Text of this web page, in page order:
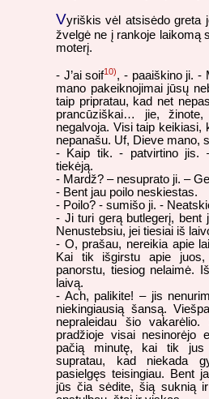
Vyriškis vėl atsisėdo greta
žvelgė ne į rankoje laikomą
moterį.
- J’ai soif10), - paaiškino ji. -
mano pakeiknojimai jūsų
taip pripratau, kad net
prancūziškai… jie,
negalvoja. Visi taip keikiasi,
nepanašu. Uf, Dieve mano,
- Kaip tik. - patvirtino jis.
tiekėją.
- Mardž? – nesuprato ji. –
- Bent jau poilo neskiestas.
- Poilo? - sumišo ji. -
- Ji turi gerą butlegerį, bent
Nenustebsiu, jei tiesiai iš
- O, prašau, nereikia apie
Kai tik išgirstu apie
panorstu, tiesiog nelaimė.
laivą.
- Ach, palikite! – jis
niekingiausią šansą.
nepraleidau šio vakarėlio.
pradžioje visai nesinorėjo
pačią minutę, kai tik jus
supratau, kad niekada
pasielgęs teisingiau. Bent
jūs čia sėdite, šią suknią